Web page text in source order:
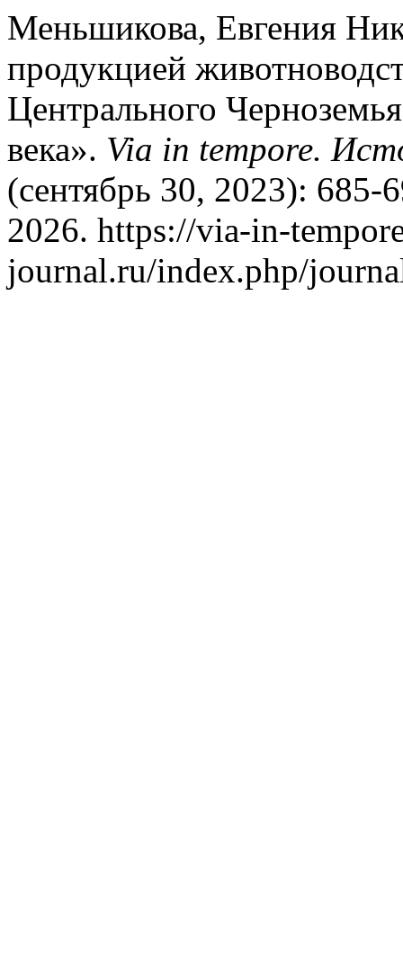
Меньшикова, Евгения
продукцией
Центрального
века». Via in tempore.
(сентябрь 30, 2023): 685-
2026. https://via-in-
journal.ru/index.php/